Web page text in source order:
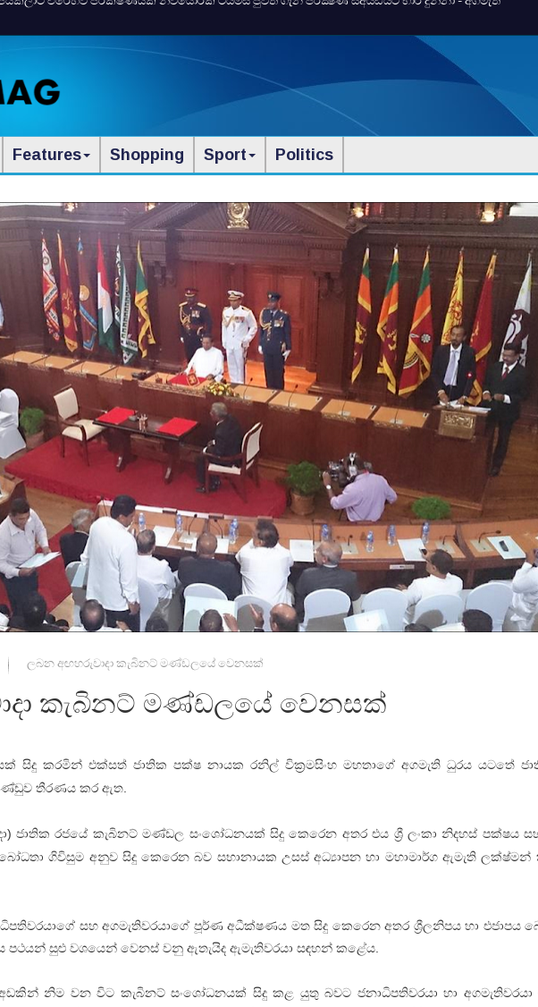
Features Shopping Sport Politics
ලබන අඟහරුවාදා කැබිනට්‌ මණ්ඩලයේ වෙනසක්
කැබිනට්‌ මණ්ඩලයේ වෙනසක්
සිදු කරමින් එක්‌සත් ජාතික පක්‌ෂ නායක රනිල් වික්‍රමසිංහ මහතාගේ අගමැති ධුරය යටතේ
තීරණය කර ඇත.
ජාතික රජයේ කැබිනට්‌ මණ්‌ඩල සංශෝධනයක්‌ සිදු කෙරෙන අතර එය ශ්‍රී ලංකා නිදහස්‌ පක්‌ෂය
ගිවිසුම අනුව සිදු කෙරෙන බව සභානායක උසස්‌ අධ්‍යාපන හා මහාමාර්ග ඇමැති
සහ අගමැතිවරයාගේ පූර්ණ අධීක්‌ෂණය මත සිදු කෙරෙන අතර ශ්‍රීලනිපය හා එජාපය
පථයන් සුළු වශයෙන් වෙනස්‌ වනු ඇතැයිද ඇමැතිවරයා සඳහන් කළේය.
නිම වන විට කැබිනට්‌ සංශෝධනයක්‌ සිදු කළ යුතු බවට ජනාධිපතිවරයා හා අගමැතිවරයා